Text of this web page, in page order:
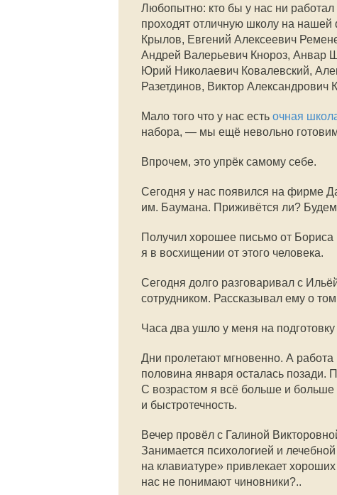
Любопытно: кто бы у нас ни
проходят отличную школу на
Крылов, Евгений Алексеевич
Андрей Валерьевич Кнороз, Анвар
Юрий Николаевич Ковалевский,
Разетдинов, Виктор Александрович
Мало того что у нас есть очная
набора, — мы ещё невольно
Впрочем, это упрёк самому себе.
Сегодня у нас появился на фирме
им. Баумана. Приживётся ли? Будем
Получил хорошее письмо от
я в восхищении от этого человека.
Сегодня долго разговаривал с
сотрудником. Рассказывал ему о
Часа два ушло у меня на
Дни пролетают мгновенно. А
половина января осталась позади.
С возрастом я всё больше и
и быстротечность.
Вечер провёл с Галиной
Занимается психологией и
на клавиатуре» привлекает
нас не понимают чиновники?..